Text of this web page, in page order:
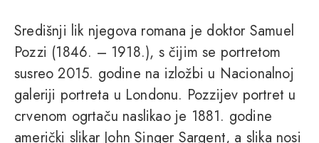
Središnji lik njegova romana je doktor Samuel
Pozzi (1846. – 1918.), s čijim se portretom
susreo 2015. godine na izložbi u Nacionalnoj
galeriji portreta u Londonu. Pozzijev portret u
crvenom ogrtaču naslikao je 1881. godine
američki slikar John Singer Sargent, a slika nosi